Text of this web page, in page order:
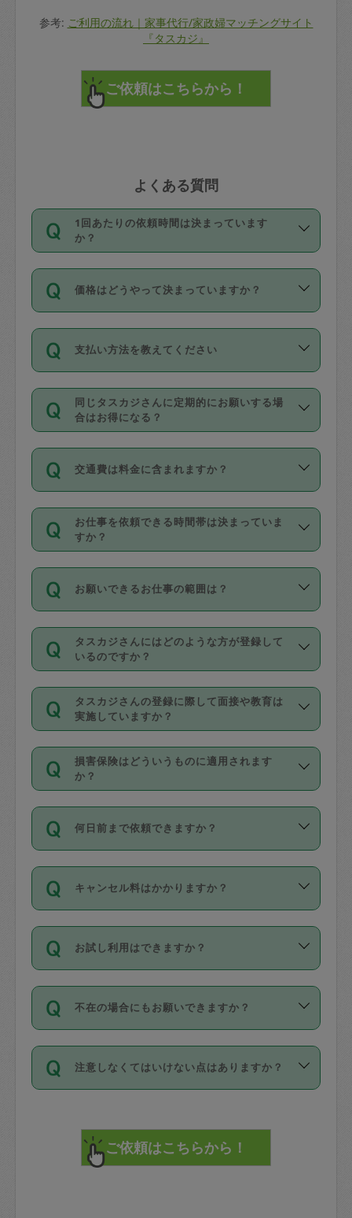
参考: ご利用の流れ｜家事代行/家政婦マッチングサイト
『タスカジ』
よくある質問
1回あたりの依頼時間は決まっています
か？
依頼1回につき3時間固定です。3時間を
超えて依頼したい場合は、延長機能をご
利用ください。機能をご利用いただくに
の上事前申請することが必要です。な
お、3時間を下回っても、値引き等はござ
いません。
価格はどうやって決まっていますか？
11種類の価格帯の中からタスカジさん自
身が価格を選んで設定しています。
タスカジさんの価格設定には最初は制限
があり、レビュー件数、レビューの平均
値、などで除々に設定可能な最高額が上
がっていく仕組みになっています。
支払い方法を教えてください
お支払方法はクレジットカード（Visa／
Master／JCB／AMERICAN EXPRESS／
Diners Club）のみとなります。
を行う際にご入力ください。プロフィー
ル登録時にはご入力いただかなくても大
丈夫です。
デビットカード・プリペイドカード（Vプ
リカ、au WALLETなど）は支払にはご利
銀行振込や現金払いも対応していませ
なお、タスカジさんの交通費も、依頼料
金のご請求と合わせてお支払いとなりま
動計算で表示されます。
同じタスカジさんに定期的にお願いする場
合はお得になる？
依頼には「スポット」と「定期（毎週｜
隔週）」があり、「定期」の依頼は「ス
ポット」よりお得な料金でご利用できま
す。
定期の最低利用回数は設けていない代わ
りに、一定数を超えたキャンセルは有償
（例：毎週定期の場合は３回以上のキャ
ンセルが有償（1200円、隔週定期の場合
は２回以上のキャンセルが有償（1200
交通費は料金に含まれますか？
交通費は依頼料金とは別途発生し、依頼
料金のご請求と合わせてお支払いとなり
ます。交通費の金額は「依頼の詳細」に
お仕事を依頼できる時間帯は決まっていま
すか？
時間帯は3種類あります。いずれも１回あ
たり３時間です。
・ＡＭ ９時～１２時
・ＰＭ １３時～１６時
・夜 １８時～２１時
開始時間を２時間前後変更することが可
能です。依頼送信後、個別にタスカジさ
んにメッセージを送り調整してくださ
い。ただし、２時間を越えての調整はで
時間も被らない場合、損害保険の対象外
お願いできるお仕事の範囲は？
掃除、整理収納、洗濯、買い物、料理、
作り置きです。タスカジさんによってで
きる仕事の範囲が異なりますので、依頼
する前にタスカジさんのプロフィールで
確認してください。
基本的に、高所での作業や危険作業、屋
外での作業は対象外です。
タスカジさんにはどのような方が登録して
いるのですか？
主婦として長年の家事経験をお持ちの
方、栄養士・調理師といった資格者で保
育園や学校の給食やレストランで料理関
係の専門職に従事されていた方、日本で
すでにハウスキーパーや英語の先生とし
てお仕事をしているフィリピン出身の
社員など様々なバックグラウンドの方が
登録しています。
日本語も話せる方など様々です。
ールに記載していますので、各自の得意
を依頼してください。
タスカジさんの登録に際して面接や教育は
実施していますか？
応募の際に、各自事務局との面接と説明
を行っています。その後、身分証明書の
写真提出をしていただいています。外国
確認しています。タスカジさんトレーニ
ング動画を使ったセルフトレーニングの
現場トライアルを受け、合格したタスカ
ジさんが活動されています。
※テストセンターの講評は１件目のレビュ
参考
【詳細】タスカジさんの登録に際
損害保険はどういうものに適用されます
か？
依頼者とタスカジさんとの間でタスカジ
を通して成立した作業時間内での作業に
適用されます。作業範囲は、掃除、洗
です。作業中に物を壊したり、人にけが
をさせたりした場合が対象で、補償金額
す。
写真を撮り、
詳細FAQ：
損害賠償保険について教えて
何日前まで依頼できますか？
ご依頼は、現在を起点に3日後（72時間
以降）の日時から受付可能となっていま
す。
タスカジさんへ「募集」をかけることが
可能です。
キャンセル料はかかりますか？
キャンセル料には、以下の2種類がありま
す。
1. 直前キャンセル（定期、スポット契約
共通）
72時間を超える※と、以下のキャンセル
料が発生します。
直前キャンセル料：
72時間前〜24時間前＝依頼料金の50%
お試し利用はできますか？
「お試し利用」というメニューはありま
せんが、「一回のみ」依頼を活用するこ
とによって、気に入ったタスカジさんを
まず、条件の合う気になるタスカジさ
みてください。
その後、一番気に入ったタスカジさんに
不在の場合にもお願いできますか？
不在の場合の作業はタスカジさんの同意
が必要です。数回の依頼ののち、タスカ
ジさんと依頼者の間で十分な信頼関係が
てください。
不在時に部屋に入るためにタスカジさん
注意しなくてはいけない点はありますか？
で、必ず鍵のかかるロッカーや金庫に入
れて依頼者の責任の元管理するよう心掛
けてください。